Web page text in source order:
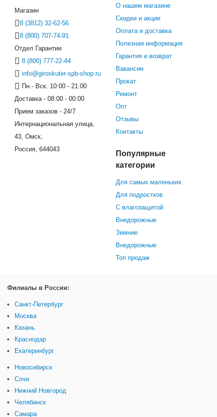
Магазин
8 (3812) 32-62-56
8 (800) 707-74-91
Отдел Гарантии
8 (800) 777-22-44
info@giroskuter-spb-shop.ru
Пн.- Вск. 10:00 - 21:00
Доставка - 08:00 - 00:00
Прием заказов - 24/7
Интернациональная улица,
43, Омск,
Россия, 644043
О нашем магазине
Скидки и акции
Оплата и доставка
Полезная информация
Гарантия и возврат
Вакансии
Прокат
Ремонт
Опт
Отзывы
Контакты
Популярные
категории
Для самых маленьких
Для подростков
С влагозащитой
Внедорожные
Зимние
Внедорожные
Топ продаж
Филиалы в России:
Санкт-Петербург
Москва
Казань
Краснодар
Екатеринбург
Новосибирск
Сочи
Нижний Новгород
Челябинск
Самара